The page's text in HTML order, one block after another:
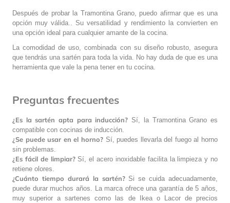
Después de probar la Tramontina Grano, puedo afirmar que es una
opción muy válida.. Su versatilidad y rendimiento la convierten en
una opción ideal para cualquier amante de la cocina.
La comodidad de uso, combinada con su diseño robusto, asegura
que tendrás una sartén para toda la vida. No hay duda de que es una
herramienta que vale la pena tener en tu cocina.
Preguntas frecuentes
¿Es la sartén apta para inducción? Sí, la Tramontina Grano es
compatible con cocinas de inducción.
¿Se puede usar en el horno?Sí, puedes llevarla del fuego al horno
sin problemas.
¿Es fácil de limpiar?Sí, el acero inoxidable facilita la limpieza y no
retiene olores.
¿Cuánto tiempo durará la sartén?Si se cuida adecuadamente,
puede durar muchos años. La marca ofrece una garantía de 5 años,
muy superior a sartenes como las de Ikea o Lacor de precios